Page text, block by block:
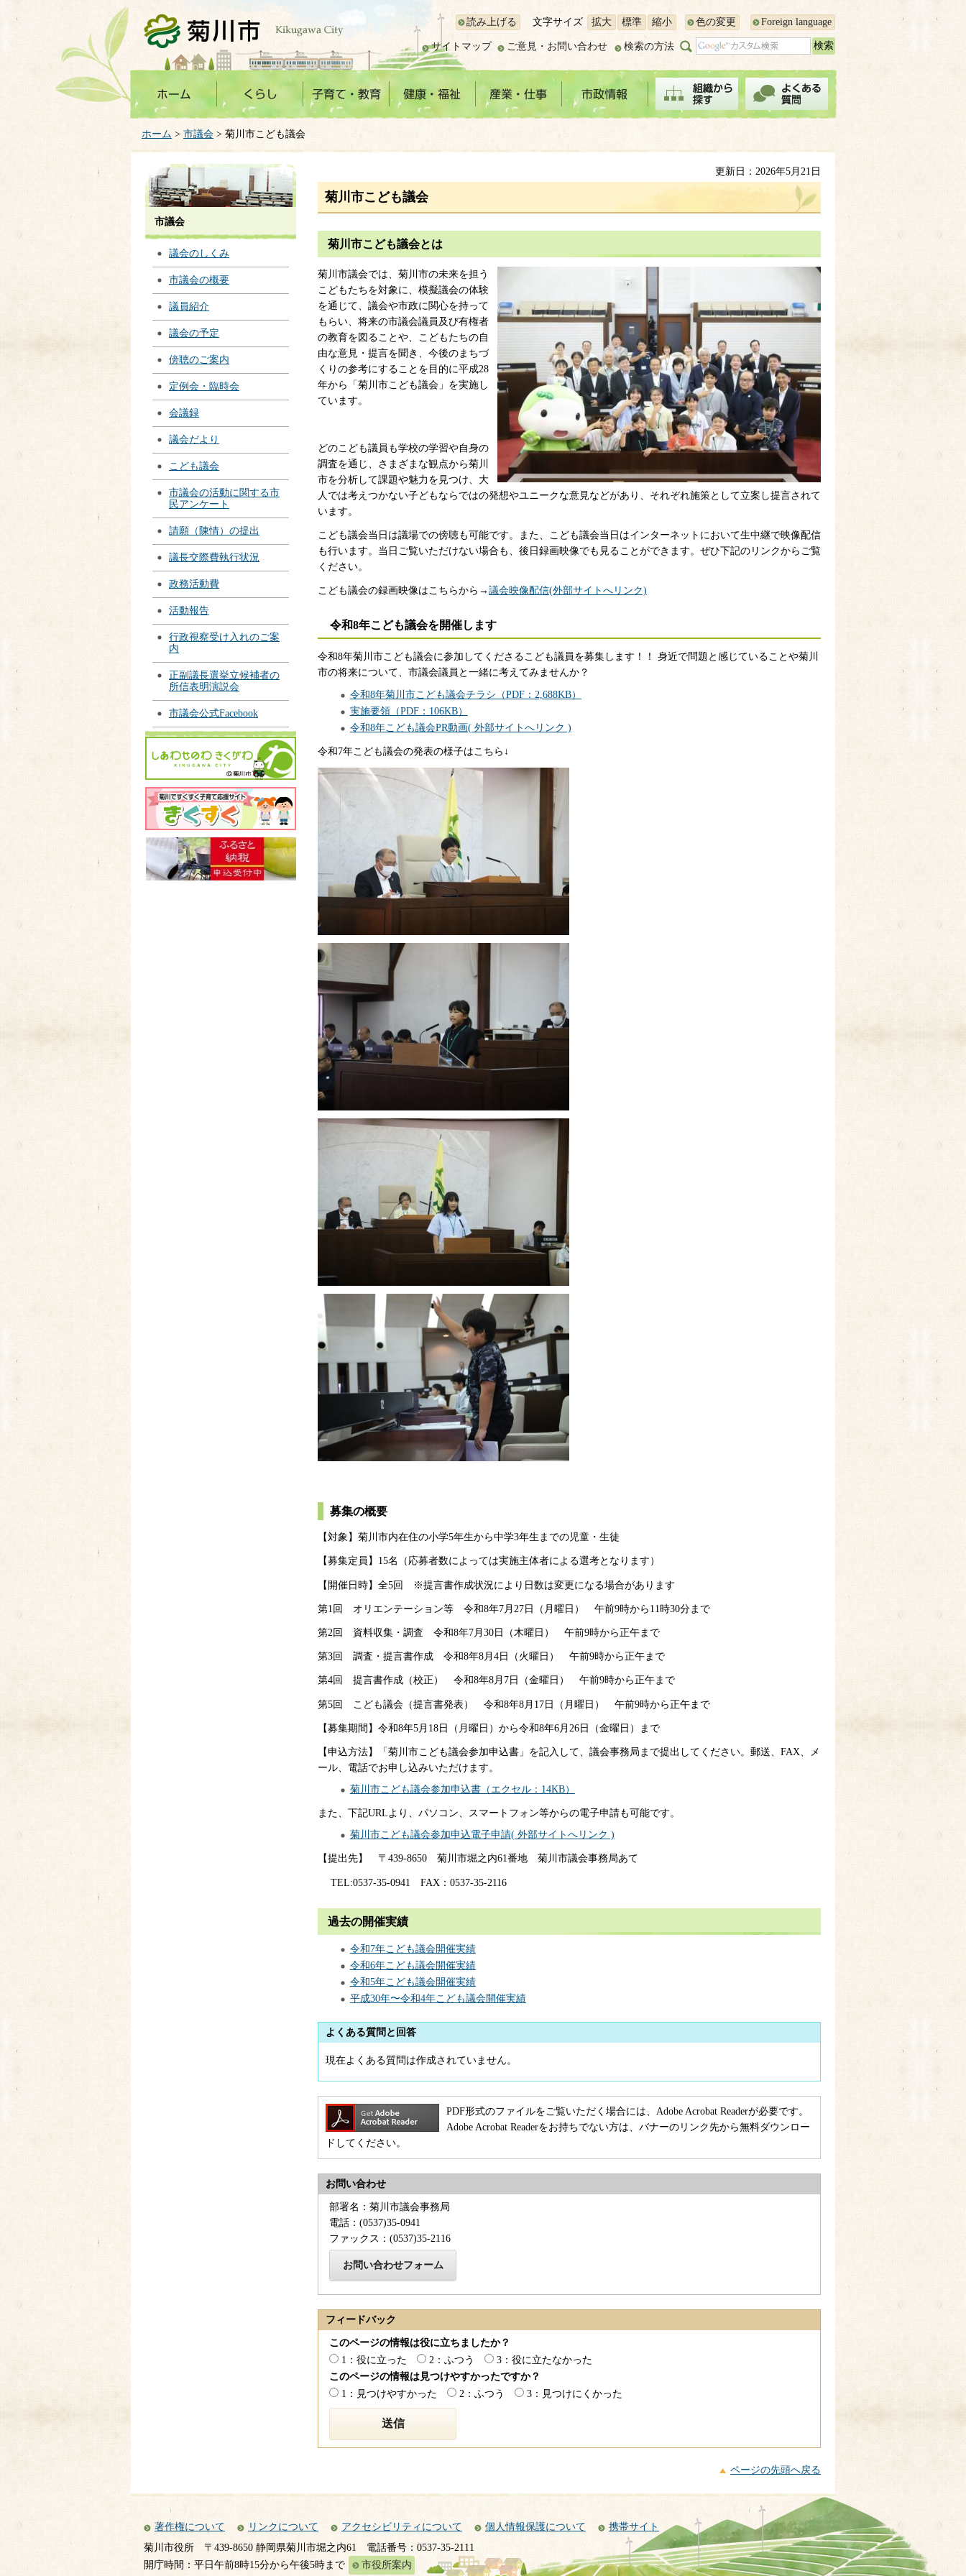
菊川市 読み上げる 文字サイズ 拡大 標準 縮小 色の変更 Foreign language
サイトマップ ご意見・お問い合わせ 検索の方法
ホーム > 市議会 > 菊川市こども議会
市議会
議会のしくみ
市議会の概要
議員紹介
議会の予定
傍聴のご案内
定例会・臨時会
会議録
議会だより
こども議会
市議会の活動に関する市
民アンケート
請願（陳情）の提出
議長交際費執行状況
政務活動費
活動報告
行政視察受け入れのご案
内
正副議長選挙立候補者の
所信表明演説会
市議会公式Facebook
更新日：2026年5月21日
菊川市こども議会
菊川市こども議会とは
菊川市議会では、菊川市の未来を担う
こどもたちを対象に、模擬議会の体験
を通じて、議会や市政に関心を持って
もらい、将来の市議会議員及び有権者
の教育を図ることや、こどもたちの自
由な意見・提言を聞き、今後のまちづ
くりの参考にすることを目的に平成28
年から「菊川市こども議会」を実施し
ています。
どのこども議員も学校の学習や自身の
調査を通じ、さまざまな観点から菊川
市を分析して課題や魅力を見つけ、大
人では考えつかない子どもならではの発想やユニークな意見などがあり、それぞれ施策として立案し提言されて
います。
こども議会当日は議場での傍聴も可能です。また、こども議会当日はインターネットにおいて生中継で映像配信
も行います。当日ご覧いただけない場合も、後日録画映像でも見ることができます。ぜひ下記のリンクからご覧
ください。
こども議会の録画映像はこちらから→ 議会映像配信(外部サイトへリンク)
令和8年こども議会を開催します
令和8年菊川市こども議会に参加してくださるこども議員を募集します！！ 身近で問題と感じていることや菊川
市の将来について、市議会議員と一緒に考えてみませんか？
令和8年菊川市こども議会チラシ（PDF：2,688KB）
実施要領（PDF：106KB）
令和8年こども議会PR動画( 外部サイトへリンク )
令和7年こども議会の発表の様子はこちら↓
募集の概要
【対象】菊川市内在住の小学5年生から中学3年生までの児童・生徒
【募集定員】15名（応募者数によっては実施主体者による選考となります）
【開催日時】全5回 ※提言書作成状況により日数は変更になる場合があります
第1回 オリエンテーション等 令和8年7月27日（月曜日） 午前9時から11時30分まで
第2回 資料収集・調査 令和8年7月30日（木曜日） 午前9時から正午まで
第3回 調査・提言書作成 令和8年8月4日（火曜日） 午前9時から正午まで
第4回 提言書作成（校正） 令和8年8月7日（金曜日） 午前9時から正午まで
第5回 こども議会（提言書発表） 令和8年8月17日（月曜日） 午前9時から正午まで
【募集期間】令和8年5月18日（月曜日）から令和8年6月26日（金曜日）まで
【申込方法】「菊川市こども議会参加申込書」を記入して、議会事務局まで提出してください。郵送、FAX、メ
ール、電話でお申し込みいただけます。
菊川市こども議会参加申込書（エクセル：14KB）
また、下記URLより、パソコン、スマートフォン等からの電子申請も可能です。
菊川市こども議会参加申込電子申請( 外部サイトへリンク )
【提出先】 〒439-8650 菊川市堀之内61番地 菊川市議会事務局あて
TEL:0537-35-0941 FAX：0537-35-2116
過去の開催実績
令和7年こども議会開催実績
令和6年こども議会開催実績
令和5年こども議会開催実績
平成30年〜令和4年こども議会開催実績
よくある質問と回答
現在よくある質問は作成されていません。
PDF形式のファイルをご覧いただく場合には、Adobe Acrobat Readerが必要です。
Adobe Acrobat Readerをお持ちでない方は、バナーのリンク先から無料ダウンロー
ドしてください。
お問い合わせ
部署名：菊川市議会事務局
電話：(0537)35-0941
ファックス：(0537)35-2116
フィードバック
このページの情報は役に立ちましたか？
1：役に立った
2：ふつう
3：役に立たなかった
このページの情報は見つけやすかったですか？
1：見つけやすかった
2：ふつう 3：見つけにくかった
ページの先頭へ戻る
著作権について リンクについて アクセシビリティについて 個人情報保護について
携帯サイト
菊川市役所
〒439-8650 静岡県菊川市堀之内61
電話番号：0537-35-2111
開庁時間：平日午前8時15分から午後5時まで
市役所案内